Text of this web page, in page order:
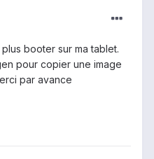
booter sur ma tablet.
pour copier une image
par avance